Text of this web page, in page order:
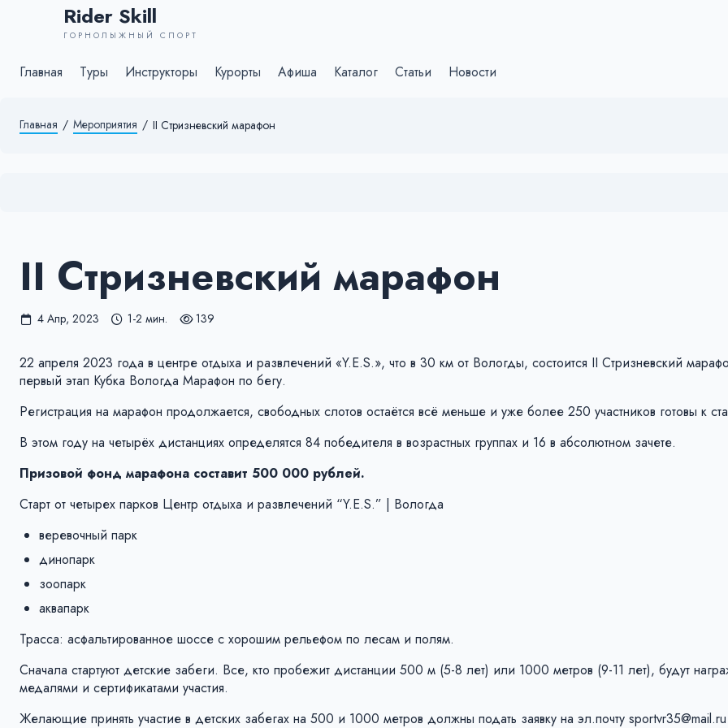
Rider Skill
ГОРНОЛЫЖНЫЙ СПОРТ
Главная Туры Инструкторы Курорты Афиша Каталог Статьи Новости
Главная / Мероприятия / II Стризневский марафон
II Стризневский марафон
4 Апр, 2023 1-2 мин. 139
22 апреля 2023 года в центре отдыха и развлечений «Y.E.S.», что в 30 км от Вологды, состоится II Стризневский
первый этап Кубка Вологда Марафон по бегу.
Регистрация на марафон продолжается, свободных слотов остаётся всё меньше и уже более 250 участников готовы к
В этом году на четырёх дистанциях определятся 84 победителя в возрастных группах и 16 в абсолютном зачете.
Призовой фонд марафона составит 500 000 рублей.
Старт от четырех парков Центр отдыха и развлечений “Y.E.S.” | Вологда
веревочный парк
динопарк
зоопарк
аквапарк
Трасса: асфальтированное шоссе с хорошим рельефом по лесам и полям.
Сначала стартуют детские забеги. Все, кто пробежит дистанции 500 м (5-8 лет) или 1000 метров (9-11 лет), будут
медалями и сертификатами участия.
Желающие принять участие в детских забегах на 500 и 1000 метров должны подать заявку на эл.почту